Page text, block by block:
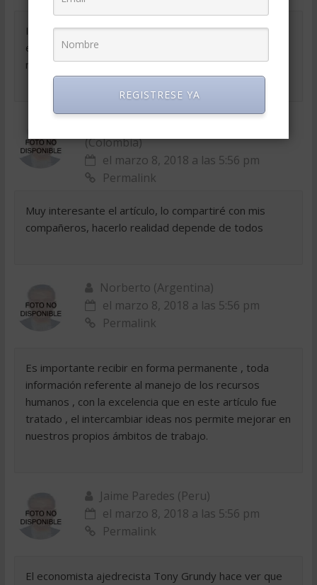
Importante e interesante. Necesito información sobre
el manejo de recursos humanos en la pequeña y
mediana empresa
(Colombia)
el marzo 8, 2018 a las 5:56 pm
Permalink
Muy interesante el artículo, lo compartiré con mis
compañeros, hacerlo realidad depende de todos
Norberto (Argentina)
el marzo 8, 2018 a las 5:56 pm
Permalink
Es importante recibir en forma permanente , toda
información referente al manejo de los recursos
humanos , con la excelencia que en este artículo fue
tratado , el intercambiar ideas nos permite mejorar en
nuestros propios ámbitos de trabajo.
Jaime Paredes (Peru)
el marzo 8, 2018 a las 5:56 pm
Permalink
El economista ajedrecista Tony Grundy hace ver que
REGISTRESE YA